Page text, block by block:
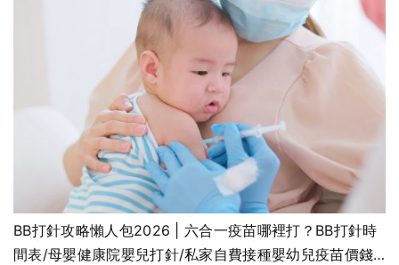
BB打針攻略懶人包2026 | 六合一疫苗哪裡打？BB打針時
間表/母嬰健康院嬰兒打針/私家自費接種嬰幼兒疫苗價錢